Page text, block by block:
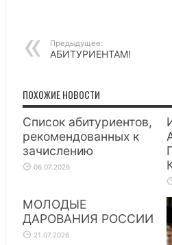
Предыдущее:
АБИТУРИЕНТАМ!
ПОХОЖИЕ НОВОСТИ
Список абитуриентов,
рекомендованных к
зачислению
06.07.2026
МОЛОДЫЕ
ДАРОВАНИЯ РОССИИ
21.07.2026